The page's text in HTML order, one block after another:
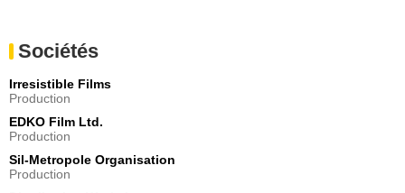
Sociétés
Irresistible Films
Production
EDKO Film Ltd.
Production
Sil-Metropole Organisation
Production